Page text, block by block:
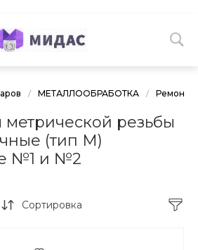
/ МЕТАЛЛООБРАБОТКА / Ремонт
резьбы
(тип М)
№1 и №2
Сортировка